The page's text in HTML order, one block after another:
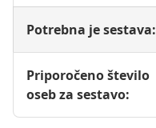
Potrebna je sestava:
Priporočeno število
oseb za sestavo: